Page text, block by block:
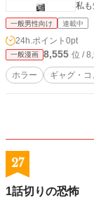
私
一般男性向け 連載中
24h.ポイント 0pt
一般漫画 8,555 位 /
ホラー ギャグ・コ
27
1話切りの恐怖